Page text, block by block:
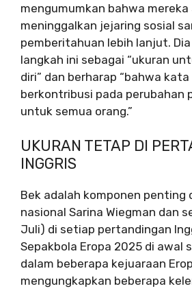
mengumumkan bahwa mereka
meninggalkan jejaring sosial
pemberitahuan lebih lanjut.
langkah ini sebagai “ukuran
diri” dan berharap “bahwa
berkontribusi pada perubahan
untuk semua orang.”
UKURAN TETAP DI
INGGRIS
Bek adalah komponen penting
nasional Sarina Wiegman dan
Juli) di setiap pertandingan
Sepakbola Eropa 2025 di awal
dalam beberapa kejuaraan
mengungkapkan beberapa